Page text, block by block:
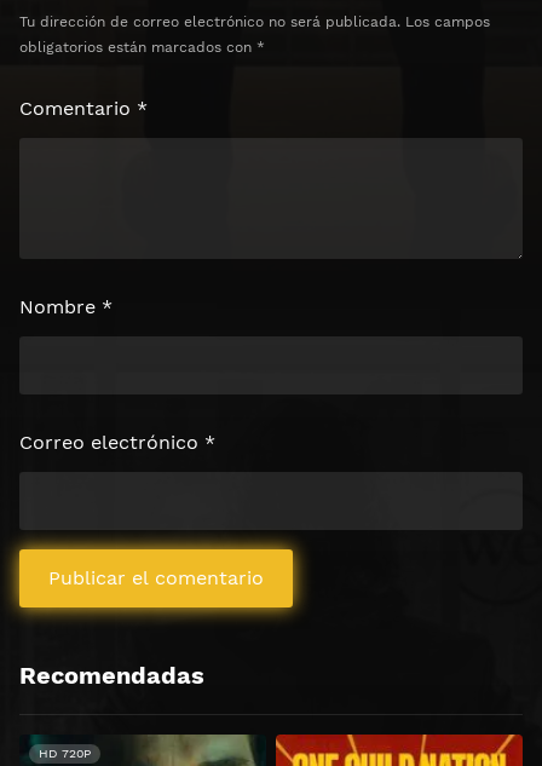
Tu dirección de correo electrónico no será publicada. Los campos
obligatorios están marcados con *
Comentario *
Nombre *
Correo electrónico *
Recomendadas
HD 720P